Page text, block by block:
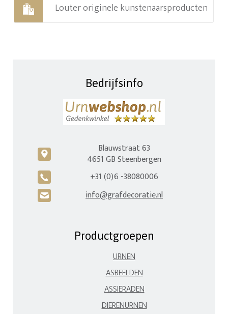
Louter originele kunstenaarsproducten
Bedrijfsinfo
c
Blauwstraat 63
4651 GB Steenbergen
A +31 (0)6 -38080006
H info@grafdecoratie.nl
Productgroepen
URNEN
ASBEELDEN
ASSIERADEN
DIERENURNEN